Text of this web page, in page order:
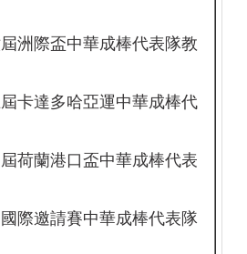
洲際盃中華成棒代表隊教
卡達多哈亞運中華成棒代
荷蘭港口盃中華成棒代表
際邀請賽中華成棒代表隊